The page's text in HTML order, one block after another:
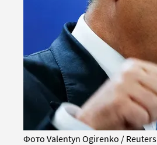
Фото Valentyn Ogirenko / Reuters